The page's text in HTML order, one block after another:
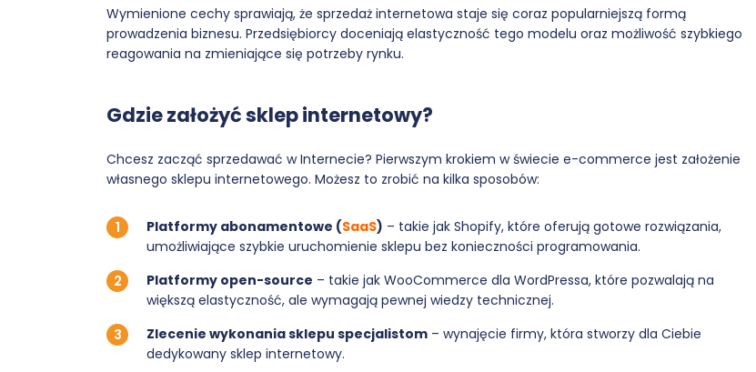
Wymienione cechy sprawiają, że sprzedaż internetowa staje się coraz popularniejszą formą
prowadzenia biznesu. Przedsiębiorcy doceniają elastyczność tego modelu oraz możliwość szybkiego
reagowania na zmieniające się potrzeby rynku.
Gdzie założyć sklep internetowy?
Chcesz zacząć sprzedawać w Internecie? Pierwszym krokiem w świecie e-commerce jest założenie
własnego sklepu internetowego. Możesz to zrobić na kilka sposobów:
Platformy abonamentowe (SaaS) – takie jak Shopify, które oferują gotowe rozwiązania,
umożliwiające szybkie uruchomienie sklepu bez konieczności programowania.
Platformy open-source – takie jak WooCommerce dla WordPressa, które pozwalają na
większą elastyczność, ale wymagają pewnej wiedzy technicznej.
Zlecenie wykonania sklepu specjalistom – wynajęcie firmy, która stworzy dla Ciebie
dedykowany sklep internetowy.